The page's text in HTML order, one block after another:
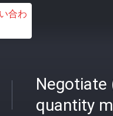
合わ
Negotiate
quantity